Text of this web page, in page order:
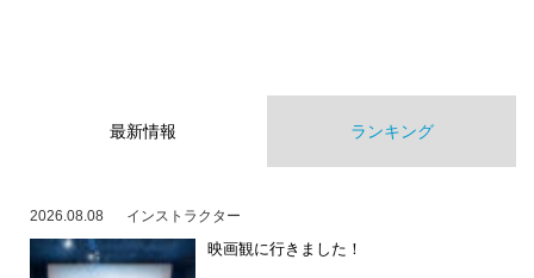
最新情報 ランキング
2026.08.08 インストラクター
映画観に行きました！